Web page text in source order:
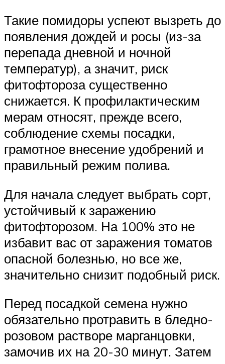
Такие помидоры успеют вызреть до
появления дождей и росы (из-за
перепада дневной и ночной
температур), а значит, риск
фитофтороза существенно
снижается. К профилактическим
мерам относят, прежде всего,
соблюдение схемы посадки,
грамотное внесение удобрений и
правильный режим полива.
Для начала следует выбрать сорт,
устойчивый к заражению
фитофторозом. На 100% это не
избавит вас от заражения томатов
опасной болезнью, но все же,
значительно снизит подобный риск.
Перед посадкой семена нужно
обязательно протравить в бледно-
розовом растворе марганцовки,
замочив их на 20-30 минут. Затем